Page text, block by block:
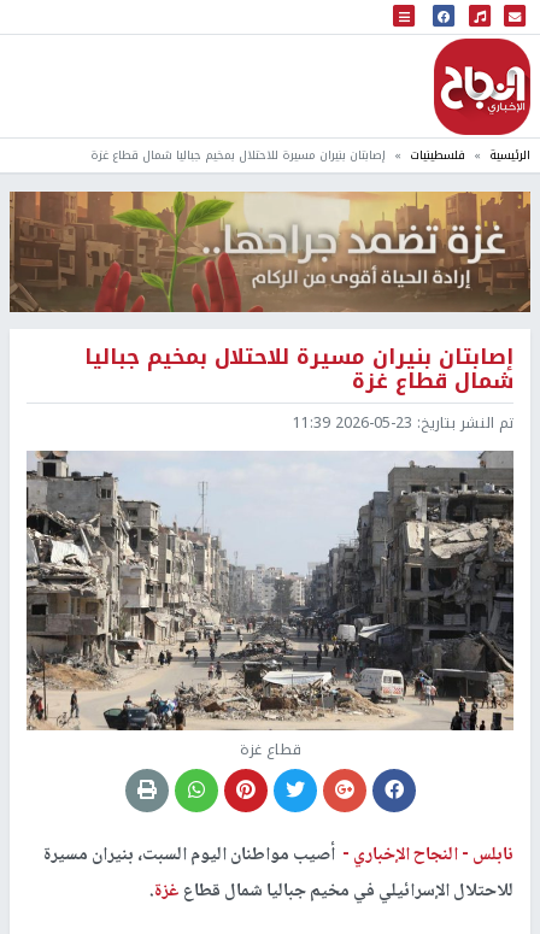
البث المباشر
إذاعة النجاح
الرئيسية فلسطينيات إصابتان بنيران مسيرة للاحتلال بمخيم جباليا شمال قطاع غزة
إصابتان بنيران مسيرة للاحتلال بمخيم جباليا
شمال قطاع غزة
تم النشر بتاريخ: 2026-05-23 11:39
قطاع غزة
نابلس -النجاح الإخباري - أصيب مواطنان اليوم السبت، بنيران مسيرة
للاحتلال الإسرائيلي في مخيم جباليا شمال قطاعغزة.